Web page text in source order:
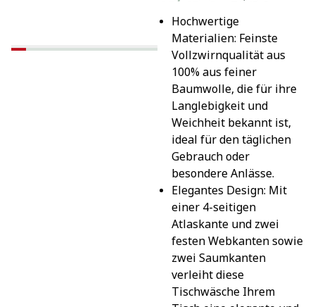
Hochwertige
Materialien: Feinste
Vollzwirnqualität aus
100% aus feiner
Baumwolle, die für ihre
Langlebigkeit und
Weichheit bekannt ist,
ideal für den täglichen
Gebrauch oder
besondere Anlässe.
Elegantes Design: Mit
einer 4-seitigen
Atlaskante und zwei
festen Webkanten sowie
zwei Saumkanten
verleiht diese
Tischwäsche Ihrem